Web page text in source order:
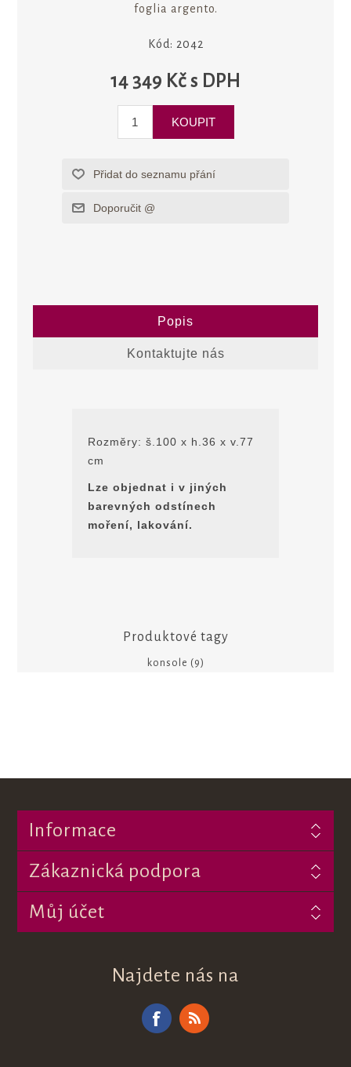
foglia argento.
Kód: 2042
14 349 Kč s DPH
Popis
Kontaktujte nás
Rozmĕry: š.100 x h.36 x v.77
cm
Lze objednat i v jiných
barevných odstínech
moření, lakování.
Produktové tagy
konsole (9)
Informace
Zákaznická podpora
Můj účet
Najdete nás na